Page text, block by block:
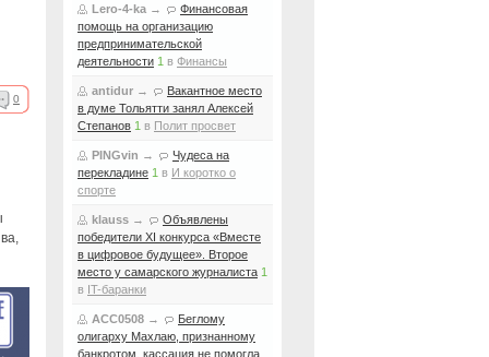
0
Lero-4-ka →
Финансовая
помощь на организацию
предпринимательской
деятельности 1 в Финансы
antidur →
Вакантное место
в думе Тольятти занял Алексей
Степанов 1 в Полит просвет
PINGvin →
Чудеса на
перекладине 1 в И коротко о
спорте
klauss →
Объявлены
победители XI конкурса «Вместе
в цифровое будущее». Второе
место у самарского журналиста 1
в IT-баранки
ACC0508 →
Беглому
олигарху Махлаю, признанному
банкротом, кассация не помогла